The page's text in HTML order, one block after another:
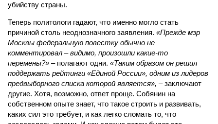
убийству страны.
Теперь политологи гадают, что именно могло стать
причиной столь неоднозначного заявления. «Прежде мэр
Москвы федеральную повестку обычно не
комментировал – видимо, произошли какие-то
перемены?» – полагают одни. «Таким образом он решил
поддержать рейтинги «Единой России», одним из лидеров
предвыборного списка которой является», – заключают
другие. Хотя, возможно, ответ проще. Собянин на
собственном опыте знает, что такое строить и развивать,
каких сил это требует, и как легко сломать то, что